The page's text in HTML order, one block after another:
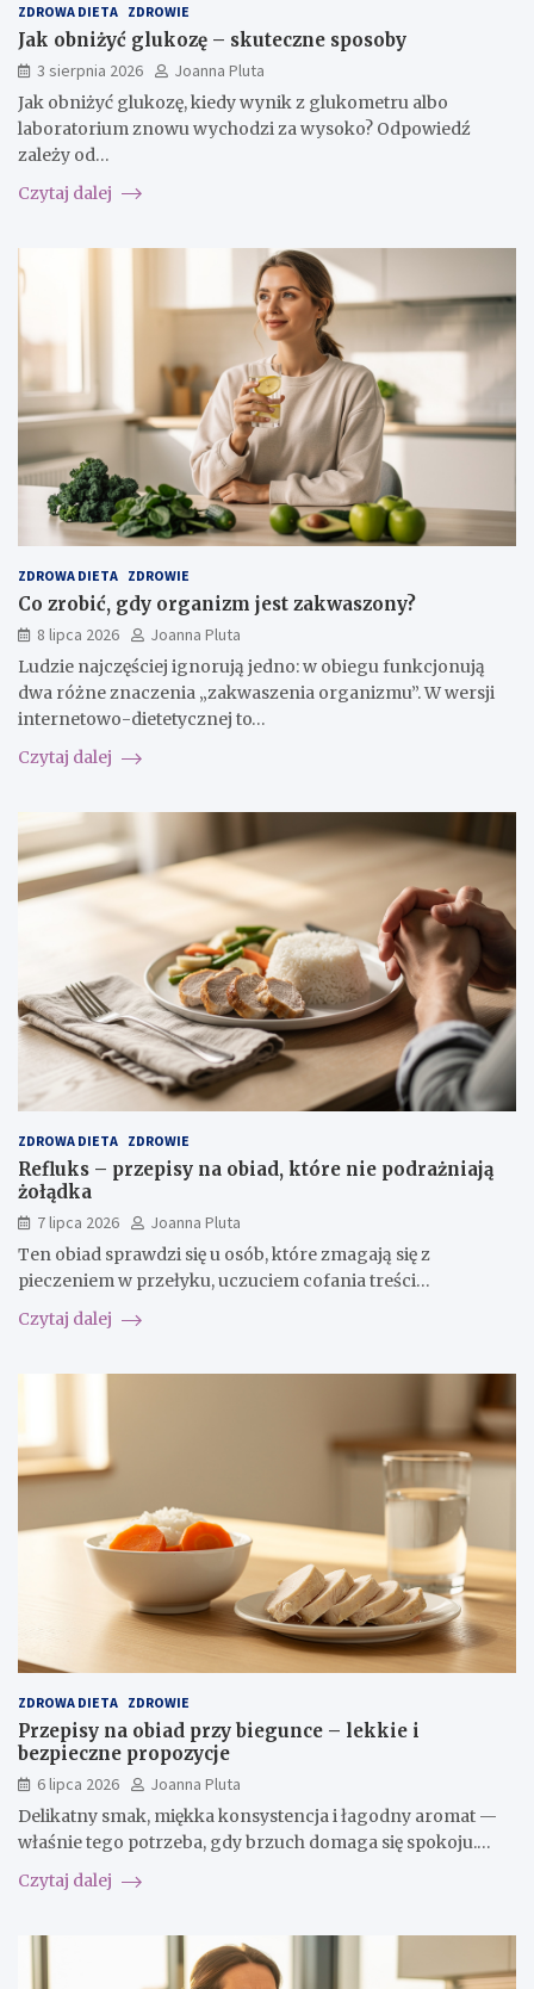
ZDROWA DIETA ZDROWIE
Jak obniżyć glukozę – skuteczne sposoby
3 sierpnia 2026
Joanna Pluta
Jak obniżyć glukozę, kiedy wynik z glukometru albo
laboratorium znowu wychodzi za wysoko? Odpowiedź
zależy od…
Czytaj dalej
ZDROWA DIETA ZDROWIE
Co zrobić, gdy organizm jest zakwaszony?
8 lipca 2026
Joanna Pluta
Ludzie najczęściej ignorują jedno: w obiegu funkcjonują
dwa różne znaczenia „zakwaszenia organizmu”. W wersji
internetowo-dietetycznej to…
Czytaj dalej
ZDROWA DIETA ZDROWIE
Refluks – przepisy na obiad, które nie podrażniają
żołądka
7 lipca 2026
Joanna Pluta
Ten obiad sprawdzi się u osób, które zmagają się z
pieczeniem w przełyku, uczuciem cofania treści…
Czytaj dalej
ZDROWA DIETA ZDROWIE
Przepisy na obiad przy biegunce – lekkie i
bezpieczne propozycje
6 lipca 2026
Joanna Pluta
Delikatny smak, miękka konsystencja i łagodny aromat —
właśnie tego potrzeba, gdy brzuch domaga się spokoju.…
Czytaj dalej